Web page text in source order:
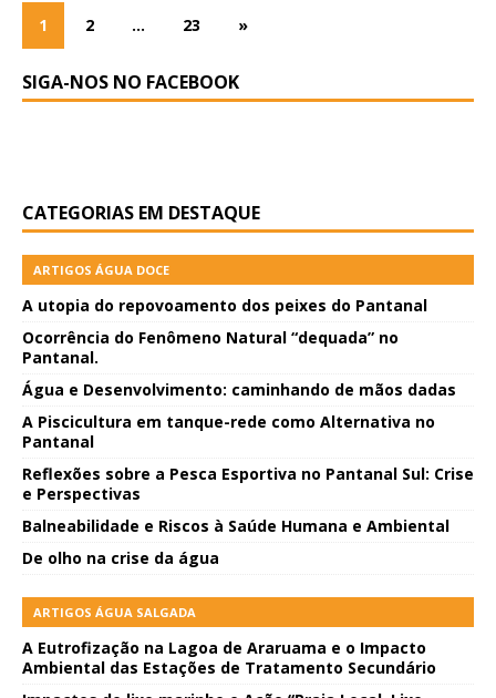
1 2 … 23 »
SIGA-NOS NO FACEBOOK
CATEGORIAS EM DESTAQUE
ARTIGOS ÁGUA DOCE
A utopia do repovoamento dos peixes do Pantanal
Ocorrência do Fenômeno Natural “dequada” no
Pantanal.
Água e Desenvolvimento: caminhando de mãos dadas
A Piscicultura em tanque-rede como Alternativa no
Pantanal
Reflexões sobre a Pesca Esportiva no Pantanal Sul: Crise
e Perspectivas
Balneabilidade e Riscos à Saúde Humana e Ambiental
De olho na crise da água
ARTIGOS ÁGUA SALGADA
A Eutrofização na Lagoa de Araruama e o Impacto
Ambiental das Estações de Tratamento Secundário